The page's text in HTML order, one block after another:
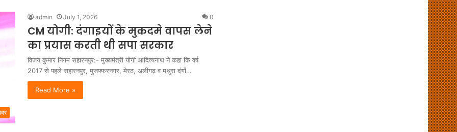
admin July 1, 2026 0
CM योगी: दंगाइयों के मुकदमे वापस लेने
का प्रयास करती थी सपा सरकार
विजय कुमार निगम सहारनपुर:- मुख्यमंत्री योगी आदित्यनाथ ने कहा कि वर्ष
2017 से पहले सहारनपुर, मुजफ्फरनगर, मेरठ, अलीगढ़ व मथुरा दंगों…
Read More »